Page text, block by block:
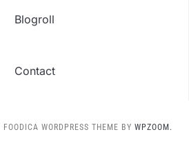
Blogroll
Contact
FOODICA WORDPRESS THEME BY WPZOOM.